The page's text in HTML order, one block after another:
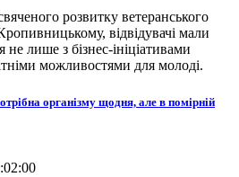
розвитку ветеранського
відвідувачі мали
лише з бізнес-ініціативами
можливостями для молоді.
організму щодня, але в помірній